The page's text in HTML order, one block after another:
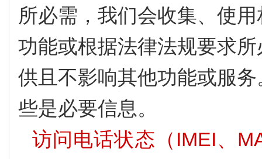
所必需，我们会收集、使
功能或根据法律法规要求
供且不影响其他功能或服
些是必要信息。
访问电话状态（IMEI、